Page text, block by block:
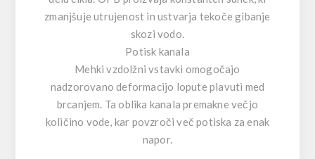
zmanjšuje utrujenost in ustvarja tekoče gibanje
skozi vodo.
Potisk kanala
Mehki vzdolžni vstavki omogočajo
nadzorovano deformacijo lopute plavuti med
brcanjem. Ta oblika kanala premakne večjo
količino vode, kar povzroči več potiska za enak
napor.